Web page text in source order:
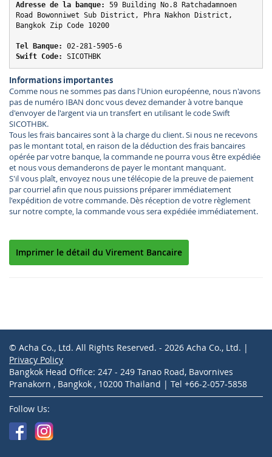
Adresse de la banque:
59 Building No.8 Ratchadamnoen
Road Bowonniwet Sub District, Phra Nakhon District,
Bangkok Zip Code 10200
Tel Banque:
02-281-5905-6
Swift Code:
Informations importantes
Comme nous ne sommes pas dans l'Union européenne, nous n'avons
pas de numéro IBAN donc vous devez demander à votre banque
d'envoyer de l'argent via un transfert en utilisant le code Swift
SICOTHBK.
Tous les frais bancaires sont à la charge du client. Si nous ne recevons
pas le montant total, en raison de la déduction des frais bancaires
opérée par votre banque, la commande ne pourra vous être expédiée
et nous vous demanderons de payer le montant manquant.
S'il vous plaît, envoyez nous une télécopie de la preuve de paiement
par courriel afin que nous puissions préparer immédiatement
l'expédition de votre commande. Dès réception de votre règlement
sur notre compte, la commande vous sera expédiée immédiatement.
Imprimer le détail du Virement Bancaire
© Acha Co., Ltd. All Rights Reserved. - 2026 Acha Co., Ltd. |
Privacy Policy
Bangkok Head Office: 247 - 249 Tanao Road, Bavornives
Pranakorn , Bangkok , 10200 Thailand | Tel +66-2-057-5858
Follow Us: